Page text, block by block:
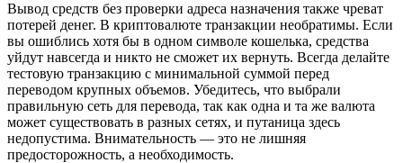
Вывод средств без проверки адреса назначения также чреват
потерей денег. В криптовалюте транзакции необратимы. Если
вы ошиблись хотя бы в одном символе кошелька, средства
уйдут навсегда и никто не сможет их вернуть. Всегда делайте
тестовую транзакцию с минимальной суммой перед
переводом крупных объемов. Убедитесь, что выбрали
правильную сеть для перевода, так как одна и та же валюта
может существовать в разных сетях, и путаница здесь
недопустима. Внимательность — это не лишняя
предосторожность, а необходимость.